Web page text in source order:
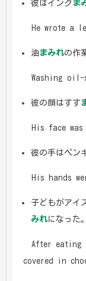
彼はインク ま
He wrote a
油 まみれの作
Washing oil-
彼の顔はすす
His face was
彼の手はペン
His hands
子どもがアイ
みれになった。
After eating
covered in